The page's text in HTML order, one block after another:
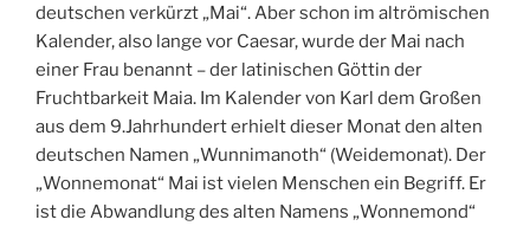
deutschen verkürzt „Mai“. Aber schon im altrömischen
Kalender, also lange vor Caesar, wurde der Mai nach
einer Frau benannt – der latinischen Göttin der
Fruchtbarkeit Maia. Im Kalender von Karl dem Großen
aus dem 9.Jahrhundert erhielt dieser Monat den alten
deutschen Namen „Wunnimanoth“ (Weidemonat). Der
„Wonnemonat“ Mai ist vielen Menschen ein Begriff. Er
ist die Abwandlung des alten Namens „Wonnemond“